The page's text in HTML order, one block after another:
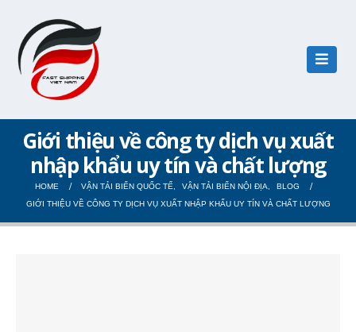
Giới thiệu về công ty dịch vụ xuất
nhập khẩu uy tín và chất lượng
HOME VẬN TẢI BIỂN QUỐC TẾ VẬN TẢI BIỂN NỘI ĐỊA
BLOG
GIỚI THIỆU VỀ CÔNG TY DỊCH VỤ XUẤT NHẬP KHẨU UY TÍN VÀ CHẤT LƯỢNG